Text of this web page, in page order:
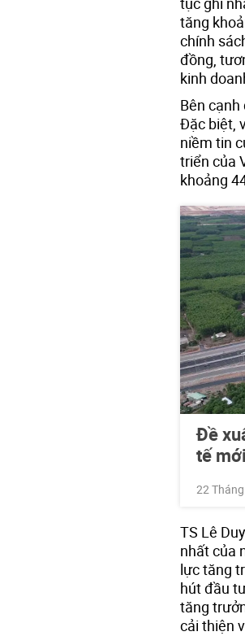
tăng
chính
đồng,
kinh
Bên
Đặc biệt,
niềm tin
triển của
khoảng
Đề
tế
22
TS Lê
nhất của
lực tăng
hút đầu
tăng
cải thiện